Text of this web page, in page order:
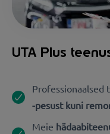
UTA Plus
Professionaalsed
-pesust kuni
Meie